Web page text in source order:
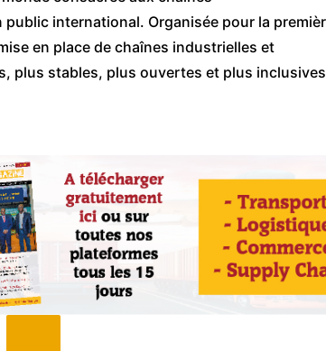
public international. Organisée pour la
en place de chaînes industrielles et
plus stables, plus ouvertes et plus